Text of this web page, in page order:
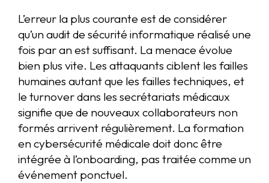
L’erreur la plus courante est de considérer
qu’un audit de sécurité informatique réalisé une
fois par an est suffisant. La menace évolue
bien plus vite. Les attaquants ciblent les failles
humaines autant que les failles techniques, et
le turnover dans les secrétariats médicaux
signifie que de nouveaux collaborateurs non
formés arrivent régulièrement. La formation
en cybersécurité médicale doit donc être
intégrée à l’onboarding, pas traitée comme un
événement ponctuel.